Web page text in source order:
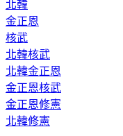
北韓
金正恩
核武
北韓核武
北韓金正恩
金正恩核武
金正恩修憲
北韓修憲